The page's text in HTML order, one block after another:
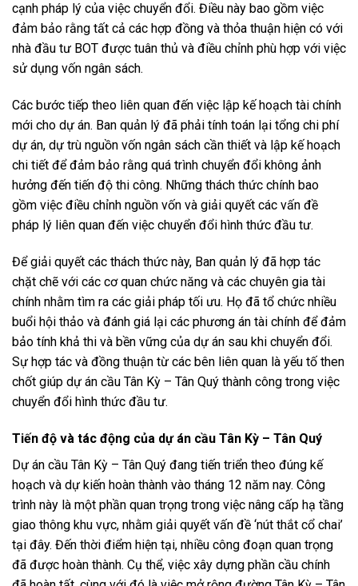
cạnh pháp lý của việc chuyển đổi. Điều này bao gồm việc
đảm bảo rằng tất cả các hợp đồng và thỏa thuận hiện có với
nhà đầu tư BOT được tuân thủ và điều chỉnh phù hợp với việc
sử dụng vốn ngân sách.
Các bước tiếp theo liên quan đến việc lập kế hoạch tài chính
mới cho dự án. Ban quản lý đã phải tính toán lại tổng chi phí
dự án, dự trù nguồn vốn ngân sách cần thiết và lập kế hoạch
chi tiết để đảm bảo rằng quá trình chuyển đổi không ảnh
hưởng đến tiến độ thi công. Những thách thức chính bao
gồm việc điều chỉnh nguồn vốn và giải quyết các vấn đề
pháp lý liên quan đến việc chuyển đổi hình thức đầu tư.
Để giải quyết các thách thức này, Ban quản lý đã hợp tác
chặt chẽ với các cơ quan chức năng và các chuyên gia tài
chính nhằm tìm ra các giải pháp tối ưu. Họ đã tổ chức nhiều
buổi hội thảo và đánh giá lại các phương án tài chính để đảm
bảo tính khả thi và bền vững của dự án sau khi chuyển đổi.
Sự hợp tác và đồng thuận từ các bên liên quan là yếu tố then
chốt giúp dự án cầu Tân Kỳ – Tân Quý thành công trong việc
chuyển đổi hình thức đầu tư.
Tiến độ và tác động của dự án cầu Tân Kỳ – Tân Quý
Dự án cầu Tân Kỳ – Tân Quý đang tiến triển theo đúng kế
hoạch và dự kiến hoàn thành vào tháng 12 năm nay. Công
trình này là một phần quan trọng trong việc nâng cấp hạ tầng
giao thông khu vực, nhằm giải quyết vấn đề ‘nút thắt cổ chai’
tại đây. Đến thời điểm hiện tại, nhiều công đoạn quan trọng
đã được hoàn thành. Cụ thể, việc xây dựng phần cầu chính